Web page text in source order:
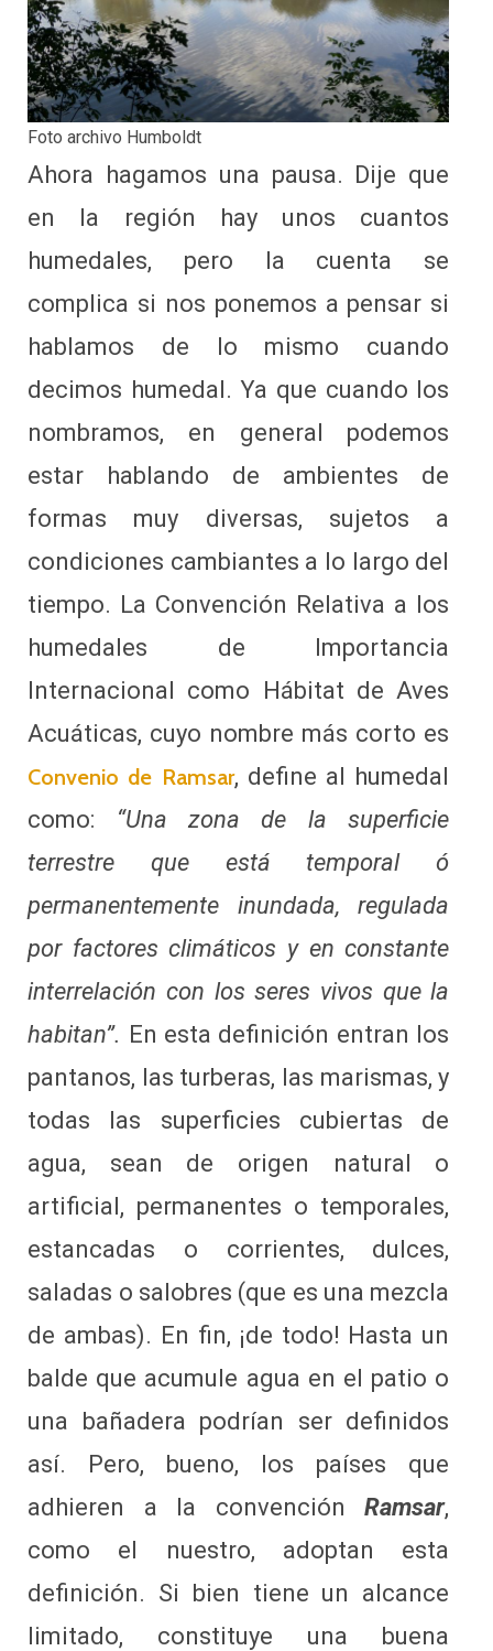
Foto archivo Humboldt
Ahora hagamos una pausa. Dije que
en la región hay unos cuantos
humedales, pero la cuenta se
complica si nos ponemos a pensar si
hablamos de lo mismo cuando
decimos humedal. Ya que cuando los
nombramos, en general podemos
estar hablando de ambientes de
formas muy diversas, sujetos a
condiciones cambiantes a lo largo del
tiempo. La Convención Relativa a los
humedales de Importancia
Internacional como Hábitat de Aves
Acuáticas, cuyo nombre más corto es
Convenio de Ramsar, define al humedal
como: “Una zona de la superficie
terrestre que está temporal ó
permanentemente inundada, regulada
por factores climáticos y en constante
interrelación con los seres vivos que la
habitan”. En esta definición entran los
pantanos, las turberas, las marismas, y
todas las superficies cubiertas de
agua, sean de origen natural o
artificial, permanentes o temporales,
estancadas o corrientes, dulces,
saladas o salobres (que es una mezcla
de ambas). En fin, ¡de todo! Hasta un
balde que acumule agua en el patio o
una bañadera podrían ser definidos
así. Pero, bueno, los países que
adhieren a la convenciónRamsar,
como el nuestro, adoptan esta
definición. Si bien tiene un alcance
limitado, constituye una buena